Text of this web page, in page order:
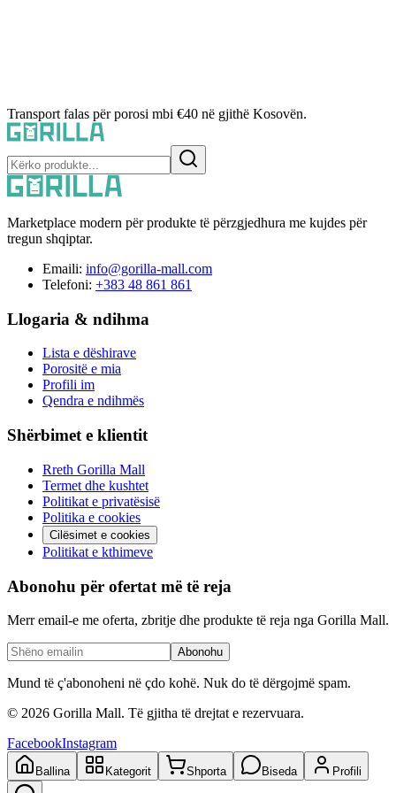
Transport falas për porosi mbi €40 në gjithë Kosovën.
Marketplace modern për produkte të përzgjedhura me kujdes për
tregun shqiptar.
Emaili: info@gorilla-mall.com
Telefoni: +383 48 861 861
Llogaria & ndihma
Lista e dëshirave
Porositë e mia
Profili im
Qendra e ndihmës
Shërbimet e klientit
Rreth Gorilla Mall
Termet dhe kushtet
Politikat e privatësisë
Politika e cookies
Cilësimet e cookies
Politikat e kthimeve
Abonohu për ofertat më të reja
Merr email-e me oferta, zbritje dhe produkte të reja nga Gorilla Mall.
Abonohu
Mund të ç'abonoheni në çdo kohë. Nuk do të dërgojmë spam.
© 2026 Gorilla Mall. Të gjitha të drejtat e rezervuara.
FacebookInstagram
Ballina Kategorit Shporta Biseda Profili